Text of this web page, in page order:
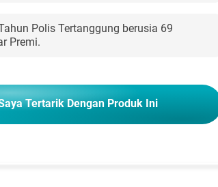
Polis Tertanggung berusia 69
Premi.
Tertarik Dengan Produk Ini